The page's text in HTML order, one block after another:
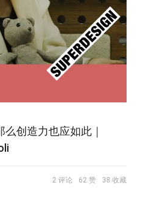
创造力也应如此｜
2 评论 62 赞 38 收藏